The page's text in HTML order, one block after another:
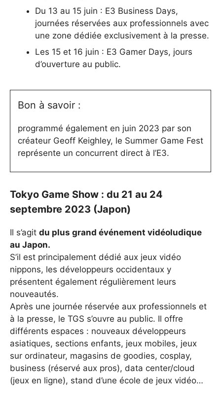
Du 13 au 15 juin : E3 Business Days,
journées réservées aux professionnels avec
une zone dédiée exclusivement à la presse.
Les 15 et 16 juin : E3 Gamer Days, jours
d’ouverture au public.
Bon à savoir :
programmé également en juin 2023 par son
créateur Geoff Keighley, le Summer Game Fest
représente un concurrent direct à l’E3.
Tokyo Game Show : du 21 au 24
septembre 2023 (Japon)
Il s’agit du plus grand événement vidéoludique
au Japon.
S’il est principalement dédié aux jeux vidéo
nippons, les développeurs occidentaux y
présentent également régulièrement leurs
nouveautés.
Après une journée réservée aux professionnels et
à la presse, le TGS s’ouvre au public. Il offre
différents espaces : nouveaux développeurs
asiatiques, sections enfants, jeux mobiles, jeux
sur ordinateur, magasins de goodies, cosplay,
business (réservé aux pros), data center/cloud
(jeux en ligne), stand d’une école de jeux vidéo…